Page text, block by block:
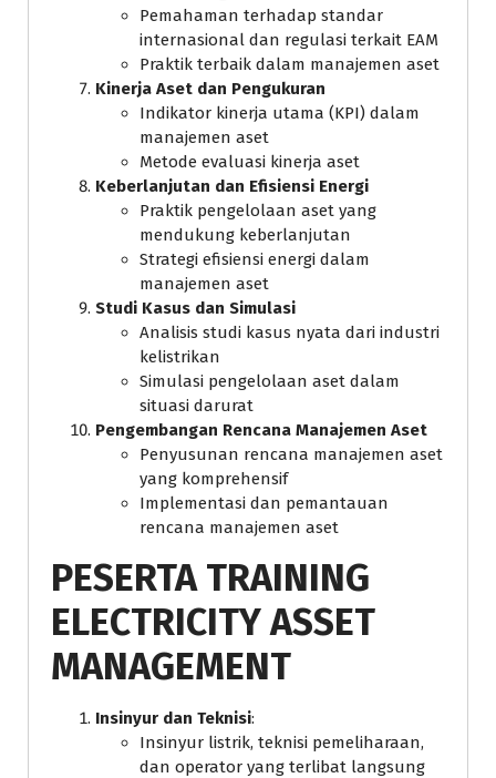
Pemahaman terhadap standar
internasional dan regulasi terkait EAM
Praktik terbaik dalam manajemen aset
Kinerja Aset dan Pengukuran
Indikator kinerja utama (KPI) dalam
manajemen aset
Metode evaluasi kinerja aset
Keberlanjutan dan Efisiensi Energi
Praktik pengelolaan aset yang
mendukung keberlanjutan
Strategi efisiensi energi dalam
manajemen aset
Studi Kasus dan Simulasi
Analisis studi kasus nyata dari industri
kelistrikan
Simulasi pengelolaan aset dalam
situasi darurat
Pengembangan Rencana Manajemen Aset
Penyusunan rencana manajemen aset
yang komprehensif
Implementasi dan pemantauan
rencana manajemen aset
PESERTA TRAINING
ELECTRICITY ASSET
MANAGEMENT
Insinyur dan Teknisi:
Insinyur listrik, teknisi pemeliharaan,
dan operator yang terlibat langsung